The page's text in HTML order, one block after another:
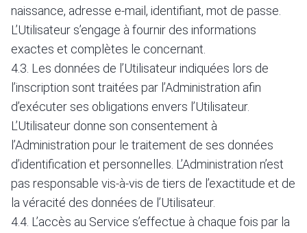
naissance, adresse e-mail, identifiant, mot de passe.
L’Utilisateur s’engage à fournir des informations
exactes et complètes le concernant.
4.3. Les données de l’Utilisateur indiquées lors de
l’inscription sont traitées par l’Administration afin
d’exécuter ses obligations envers l’Utilisateur.
L’Utilisateur donne son consentement à
l’Administration pour le traitement de ses données
d’identification et personnelles. L’Administration n’est
pas responsable vis-à-vis de tiers de l’exactitude et de
la véracité des données de l’Utilisateur.
4.4. L’accès au Service s’effectue à chaque fois par la